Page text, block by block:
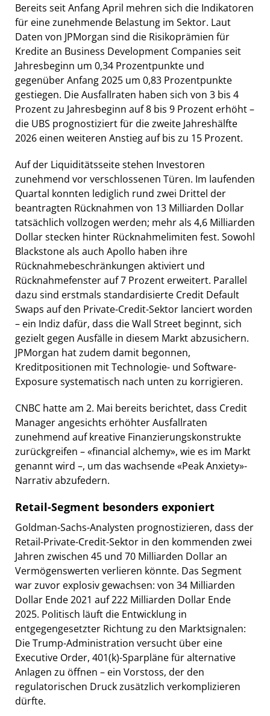
Bereits seit Anfang April mehren sich die Indikatoren
für eine zunehmende Belastung im Sektor. Laut
Daten von JPMorgan sind die Risikoprämien für
Kredite an Business Development Companies seit
Jahresbeginn um 0,34 Prozentpunkte und
gegenüber Anfang 2025 um 0,83 Prozentpunkte
gestiegen. Die Ausfallraten haben sich von 3 bis 4
Prozent zu Jahresbeginn auf 8 bis 9 Prozent erhöht –
die UBS prognostiziert für die zweite Jahreshälfte
2026 einen weiteren Anstieg auf bis zu 15 Prozent.
Auf der Liquiditätsseite stehen Investoren
zunehmend vor verschlossenen Türen. Im laufenden
Quartal konnten lediglich rund zwei Drittel der
beantragten Rücknahmen von 13 Milliarden Dollar
tatsächlich vollzogen werden; mehr als 4,6 Milliarden
Dollar stecken hinter Rücknahmelimiten fest. Sowohl
Blackstone als auch Apollo haben ihre
Rücknahmebeschränkungen aktiviert und
Rücknahmefenster auf 7 Prozent erweitert. Parallel
dazu sind erstmals standardisierte Credit Default
Swaps auf den Private-Credit-Sektor lanciert worden
– ein Indiz dafür, dass die Wall Street beginnt, sich
gezielt gegen Ausfälle in diesem Markt abzusichern.
JPMorgan hat zudem damit begonnen,
Kreditpositionen mit Technologie- und Software-
Exposure systematisch nach unten zu korrigieren.
CNBC hatte am 2. Mai bereits berichtet, dass Credit
Manager angesichts erhöhter Ausfallraten
zunehmend auf kreative Finanzierungskonstrukte
zurückgreifen – «financial alchemy», wie es im Markt
genannt wird –, um das wachsende «Peak Anxiety»-
Narrativ abzufedern.
Retail-Segment besonders exponiert
Goldman-Sachs-Analysten prognostizieren, dass der
Retail-Private-Credit-Sektor in den kommenden zwei
Jahren zwischen 45 und 70 Milliarden Dollar an
Vermögenswerten verlieren könnte. Das Segment
war zuvor explosiv gewachsen: von 34 Milliarden
Dollar Ende 2021 auf 222 Milliarden Dollar Ende
2025. Politisch läuft die Entwicklung in
entgegengesetzter Richtung zu den Marktsignalen:
Die Trump-Administration versucht über eine
Executive Order, 401(k)-Sparpläne für alternative
Anlagen zu öffnen – ein Vorstoss, der den
regulatorischen Druck zusätzlich verkomplizieren
dürfte.